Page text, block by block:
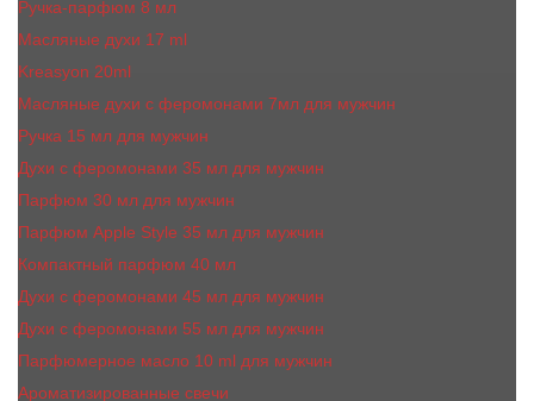
Ручка-парфюм 8 мл
Масляные духи 17 ml
Kreasyon 20ml
Масляные духи c феромонами 7мл для мужчин
Ручка 15 мл для мужчин
Духи с феромонами 35 мл для мужчин
Парфюм 30 мл для мужчин
Парфюм Apple Style 35 мл для мужчин
Компактный парфюм 40 мл
Духи с феромонами 45 мл для мужчин
Духи с феромонами 55 мл для мужчин
Парфюмерное масло 10 ml для мужчин
Ароматизированные свечи